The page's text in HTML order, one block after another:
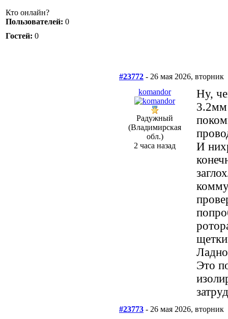
Кто онлайн?
Пользователей: 0
Гостей: 0
#23772 - 26 мая 2026, вторник
komandor
Радужный
(Владимирская
обл.)
2 часа назад
Ну,
3.2мм
И
Это
#23773 - 26 мая 2026, вторник